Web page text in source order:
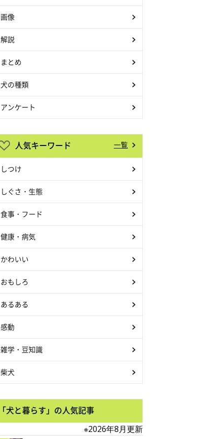
画像
解説
まとめ
犬の種類
アンケート
人気キーワード 一覧
しつけ
しぐさ・生態
食事・フード
健康・病気
かわいい
おもしろ
あるある
感動
雑学・豆知識
柴犬
「犬と暮らす」の人気記事
※2026年8月更新